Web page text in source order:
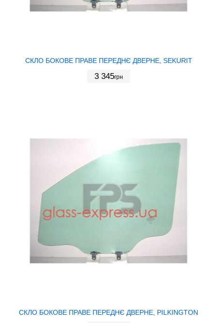
СКЛО БОКОВЕ ПРАВЕ ПЕРЕДНЄ ДВЕРНЕ, SEKURIT
3 345грн
СКЛО БОКОВЕ ПРАВЕ ПЕРЕДНЄ ДВЕРНЕ, PILKINGTON